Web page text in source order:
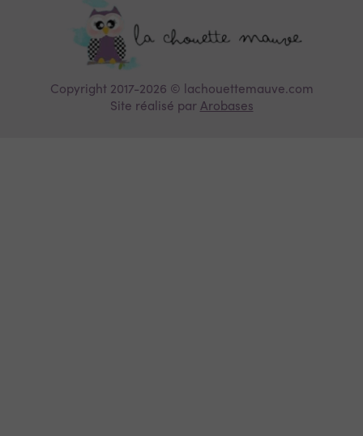
Copyright 2017-2026 © lachouettemauve.com
Site réalisé par Arobases